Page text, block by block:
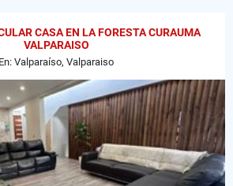
CASA EN LA FORESTA CURAUMA
VALPARAISO
En: Valparaíso, Valparaiso